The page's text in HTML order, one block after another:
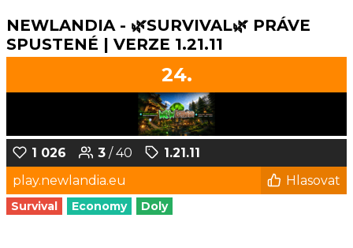
NEWLANDIA - 🌿SURVIVAL🌿 PRÁVE
SPUSTENÉ | VERZE 1.21.11
24.
1 026 3 / 40
1.21.11
play.newlandia.eu
Hlasovat
Survival Economy Doly